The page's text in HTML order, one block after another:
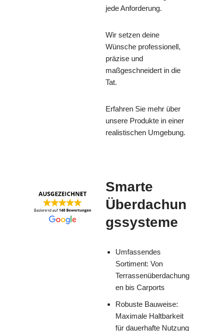
jede Anforderung.
Wir setzen deine
Wünsche professionell,
präzise und
maßgeschneidert in die
Tat.
Erfahren Sie mehr über
unsere Produkte in einer
realistischen Umgebung.
Smarte
Überdachun
gssysteme
Umfassendes
Sortiment: Von
Terrassenüberdachung
en bis Carports
Robuste Bauweise:
Maximale Haltbarkeit
für dauerhafte Nutzung